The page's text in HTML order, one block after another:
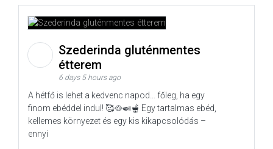
Szederinda gluténmentes
étterem
6 days 5 hours ago
A hétfő is lehet a kedvenc napod… főleg, ha egy
finom ebéddel indul! 🥰🥘🍛🫕 Egy tartalmas ebéd,
kellemes környezet és egy kis kikapcsolódás –
ennyi